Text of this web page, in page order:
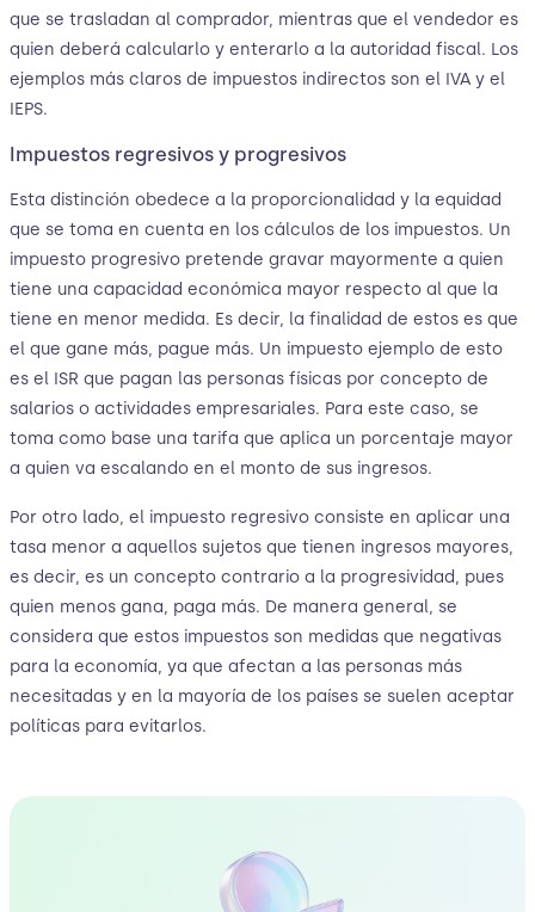
que se trasladan al comprador, mientras que el vendedor es
quien deberá calcularlo y enterarlo a la autoridad fiscal. Los
ejemplos más claros de impuestos indirectos son el IVA y el
IEPS.
Impuestos regresivos y progresivos
Esta distinción obedece a la proporcionalidad y la equidad
que se toma en cuenta en los cálculos de los impuestos. Un
impuesto progresivo pretende gravar mayormente a quien
tiene una capacidad económica mayor respecto al que la
tiene en menor medida. Es decir, la finalidad de estos es que
el que gane más, pague más. Un impuesto ejemplo de esto
es el ISR que pagan las personas físicas por concepto de
salarios o actividades empresariales. Para este caso, se
toma como base una tarifa que aplica un porcentaje mayor
a quien va escalando en el monto de sus ingresos.
Por otro lado, el impuesto regresivo consiste en aplicar una
tasa menor a aquellos sujetos que tienen ingresos mayores,
es decir, es un concepto contrario a la progresividad, pues
quien menos gana, paga más. De manera general, se
considera que estos impuestos son medidas que negativas
para la economía, ya que afectan a las personas más
necesitadas y en la mayoría de los países se suelen aceptar
políticas para evitarlos.